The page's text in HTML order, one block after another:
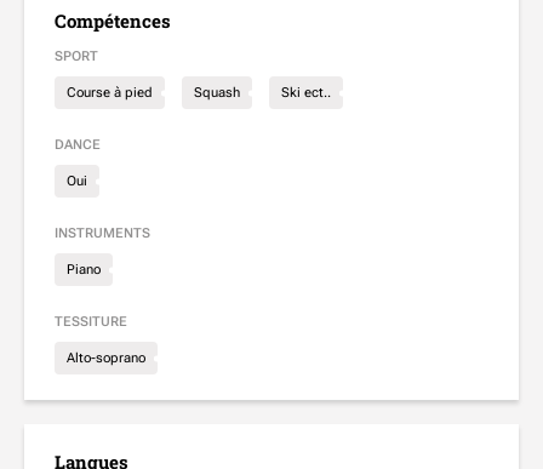
Compétences
SPORT
Course à pied Squash Ski ect..
DANCE
Oui
INSTRUMENTS
Piano
TESSITURE
Alto-soprano
Langues